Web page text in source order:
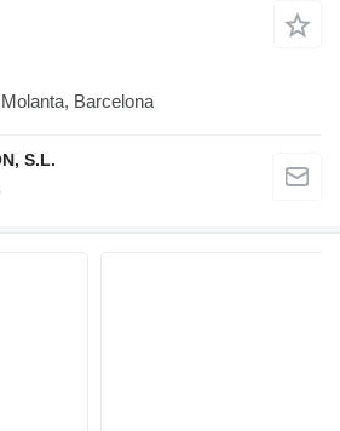
Barcelona
S.L.